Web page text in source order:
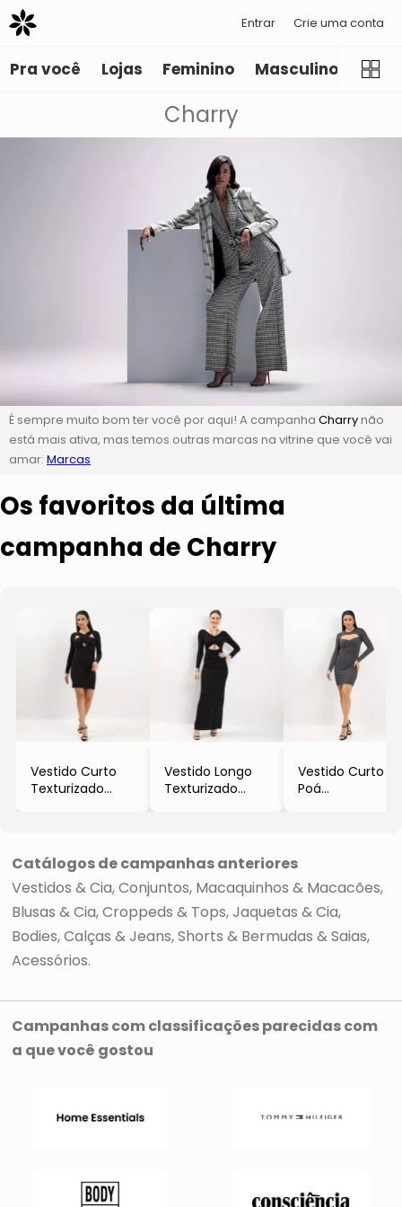
Entrar Crie uma conta
Pra você Lojas Feminino Masculino
Charry
É sempre muito bom ter você por aqui! A campanha Charrynão
está mais ativa, mas temos outras marcas na vitrine que você vai
amar: Marcas
Os favoritos da última
campanha de Charry
Vestido Curto
Texturizado
Vestido Longo
Texturizado
Vestido Curto
Poá
Catálogos de campanhas anteriores
Vestidos & Cia Conjuntos, Macaquinhos & Macacões
Blusas & Cia Croppeds & Tops Jaquetas & Cia
Bodies Calças & Jeans Shorts & Bermudas & Saias
Acessórios
Campanhas com classificações parecidas com
a que você gostou